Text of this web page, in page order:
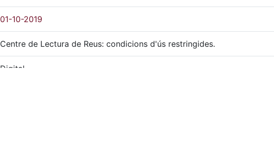
01-10-2019
Centre de Lectura de Reus: condicions d'ús restringides.
Digital